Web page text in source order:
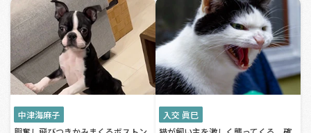
中津海麻子
入交 眞巳